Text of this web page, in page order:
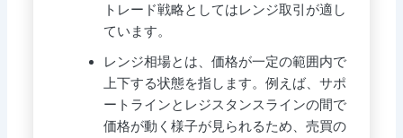
トレード戦略としてはレンジ取引が適し
ています。
レンジ相場とは、価格が一定の範囲内で
上下する状態を指します。例えば、サポ
ートラインとレジスタンスラインの間で
価格が動く様子が見られるため、売買の